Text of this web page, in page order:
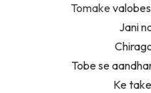
Tomake
Jani
Tobe se
Ke